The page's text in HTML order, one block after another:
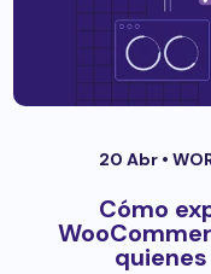
20 Abr •
Cómo